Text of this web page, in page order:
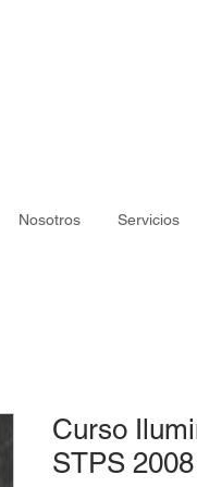
Nosotros Servicios
Curso
STPS 2008